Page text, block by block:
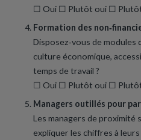
☐ Oui ☐ Plutôt oui ☐
Formation des
Disposez‑vous de modules
culture économique,
temps de travail ?
☐ Oui ☐ Plutôt oui ☐
Managers outillés pour
Les managers de
expliquer les chiffres à leurs